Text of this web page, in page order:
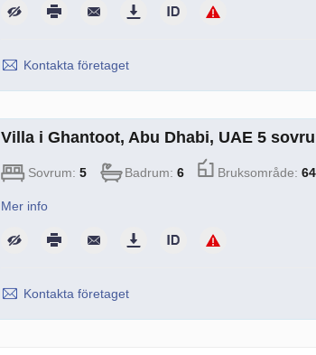
Kontakta företaget
Villa i Ghantoot, Abu Dhabi, UAE 5
Sovrum: 5 Badrum: 6 Bruksområde:
Mer info
Kontakta företaget